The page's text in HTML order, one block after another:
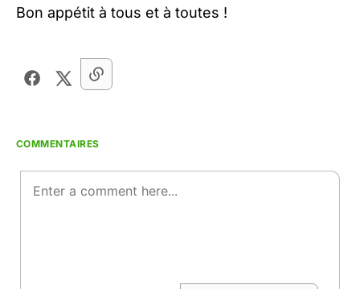
Bon appétit à tous et à toutes !
COMMENTAIRES